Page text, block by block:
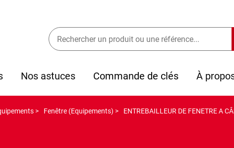
Nos astuces Commande de clés À
> Fenêtre (Equipements) > ENTREBAILLEUR DE FENETRE A